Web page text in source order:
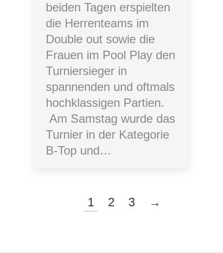
beiden Tagen erspielten
die Herrenteams im
Double out sowie die
Frauen im Pool Play den
Turniersieger in
spannenden und oftmals
hochklassigen Partien.
Am Samstag wurde das
Turnier in der Kategorie
B-Top und…
1 2 3 →